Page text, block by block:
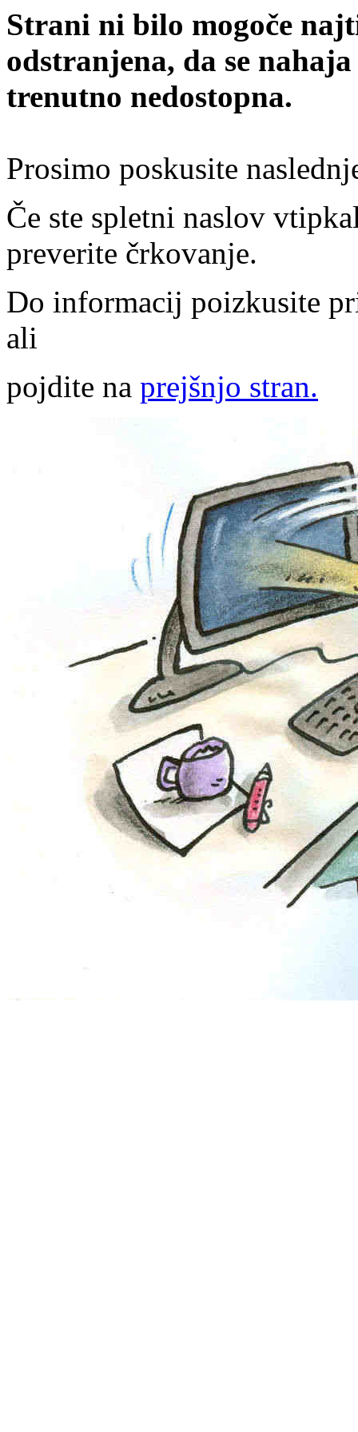
Strani ni bilo mogoče
odstranjena, da se
trenutno nedostopna.
Prosimo poskusite
Če ste spletni naslov
preverite črkovanje.
Do informacij poizkusite
ali
pojdite na prejšnjo stran.